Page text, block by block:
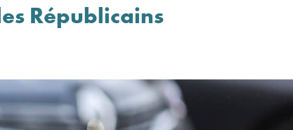
Républicains